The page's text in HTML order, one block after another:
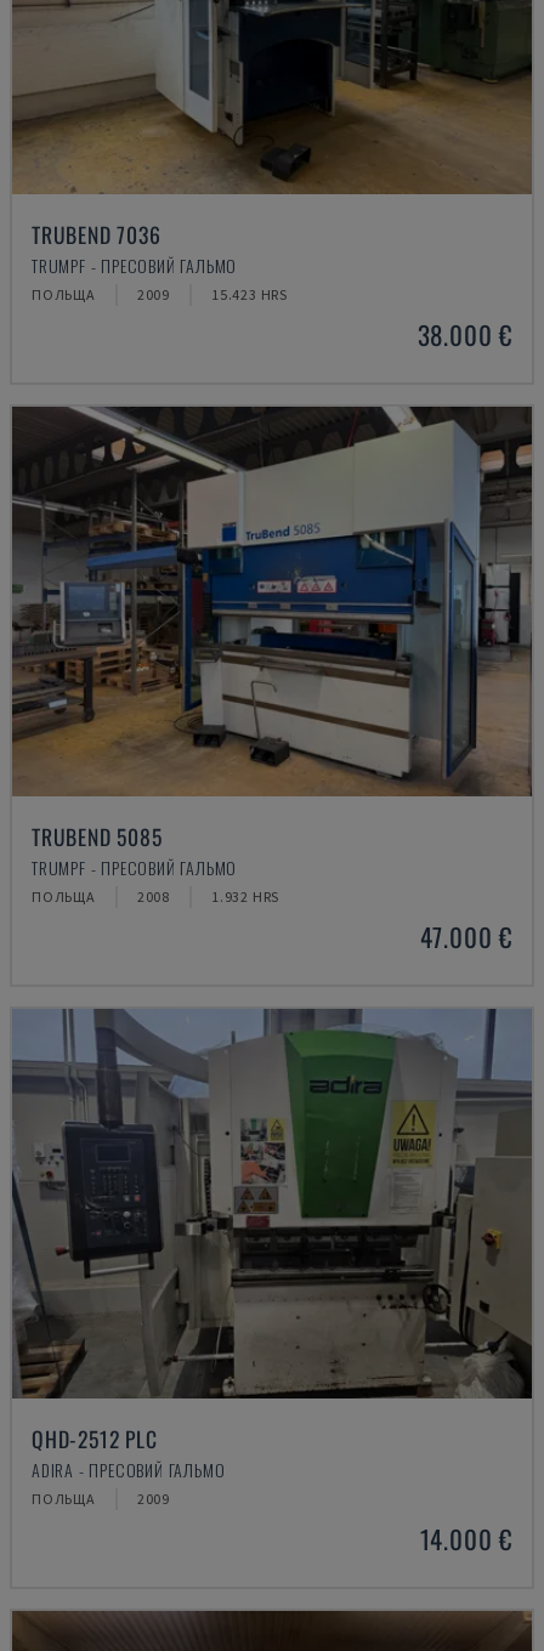
TRUBEND 7036
TRUMPF - ПРЕСОВИЙ ГАЛЬМО
ПОЛЬЩА 2009 15.423 HRS
38.000 €
TRUBEND 5085
TRUMPF - ПРЕСОВИЙ ГАЛЬМО
ПОЛЬЩА 2008 1.932 HRS
47.000 €
QHD-2512 PLC
ADIRA - ПРЕСОВИЙ ГАЛЬМО
ПОЛЬЩА 2009
14.000 €